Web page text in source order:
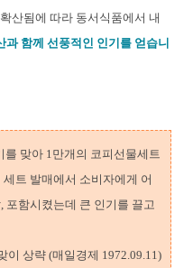
산됨에 따라 동서식품에서 내
함께 선풍적인 인기를 얻습니
맞아 1만개의 코피선물세트
트 발매에서 소비자에게 어
포함시켰는데 큰 인기를 끌고
이 상략 (매일경제 1972.09.11)